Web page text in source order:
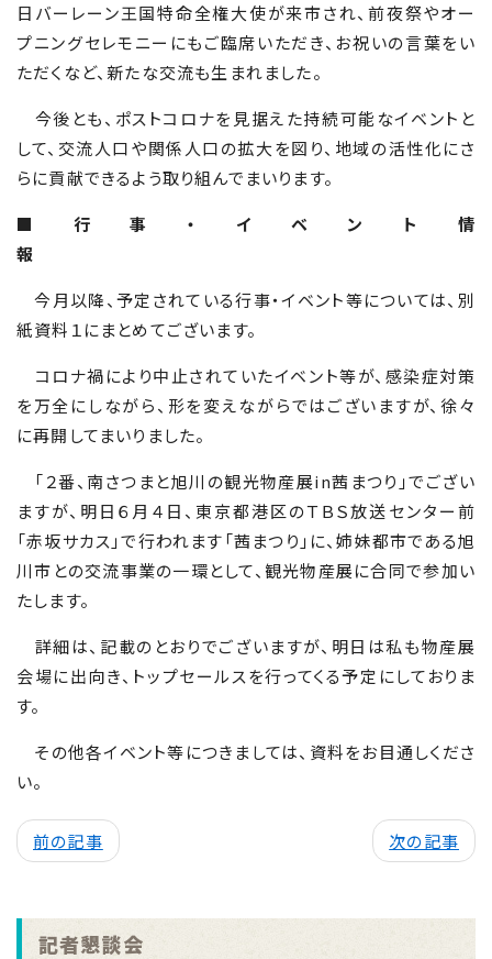
日バーレーン王国特命全権大使が来市され、前夜祭やオー
プニングセレモニーにもご臨席いただき、お祝いの言葉をい
ただくなど、新たな交流も生まれました。
今後とも、ポストコロナを見据えた持続可能なイベントと
して、交流人口や関係人口の拡大を図り、地域の活性化にさ
らに貢献できるよう取り組んでまいります。
■行事・イベント情
報
今月以降、予定されている行事・イベント等については、別
紙資料１にまとめてございます。
コロナ禍により中止されていたイベント等が、感染症対策
を万全にしながら、形を変えながらではございますが、徐々
に再開してまいりました。
「２番、南さつまと旭川の観光物産展in茜まつり」でござい
ますが、明日６月４日、東京都港区のＴＢＳ放送センター前
「赤坂サカス」で行われます「茜まつり」に、姉妹都市である旭
川市との交流事業の一環として、観光物産展に合同で参加い
たします。
詳細は、記載のとおりでございますが、明日は私も物産展
会場に出向き、トップセールスを行ってくる予定にしておりま
す。
その他各イベント等につきましては、資料をお目通しくださ
い。
前の記事 次の記事
記者懇談会